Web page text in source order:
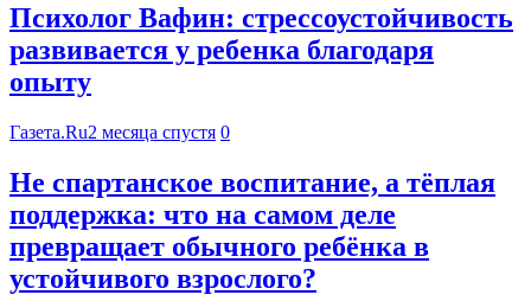
Психолог Вафин: стрессоустойчивость
развивается у ребенка благодаря
опыту
Газета.Ru2 месяца спустя 0
Не спартанское воспитание, а тёплая
поддержка: что на самом деле
превращает обычного ребёнка в
устойчивого взрослого?